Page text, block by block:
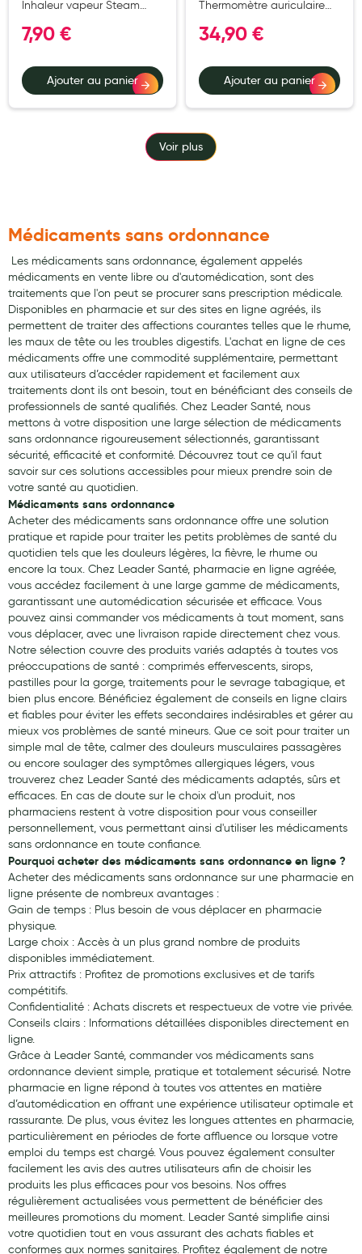
Inhaleur vapeur Steam
tab.Vapopads Menthol)
7,90 €
Ajouter au panier
Thermomètre auriculaire
34,90 €
Ajouter au panier
Voir plus
Médicaments sans ordonnance
​ Les médicaments sans ordonnance, également appelés
médicaments en vente libre ou d'automédication, sont des
traitements que l'on peut se procurer sans prescription médicale.
Disponibles en pharmacie et sur des sites en ligne agréés, ils
permettent de traiter des affections courantes telles que le rhume,
les maux de tête ou les troubles digestifs. L'achat en ligne de ces
médicaments offre une commodité supplémentaire, permettant
aux utilisateurs d’accéder rapidement et facilement aux
traitements dont ils ont besoin, tout en bénéficiant des conseils de
professionnels de santé qualifiés. Chez Leader Santé, nous
mettons à votre disposition une large sélection de médicaments
sans ordonnance rigoureusement sélectionnés, garantissant
sécurité, efficacité et conformité. Découvrez tout ce qu'il faut
savoir sur ces solutions accessibles pour mieux prendre soin de
votre santé au quotidien.
Médicaments sans ordonnance
Acheter des médicaments sans ordonnance offre une solution
pratique et rapide pour traiter les petits problèmes de santé du
quotidien tels que les douleurs légères, la fièvre, le rhume ou
encore la toux. Chez Leader Santé, pharmacie en ligne agréée,
vous accédez facilement à une large gamme de médicaments,
garantissant une automédication sécurisée et efficace. Vous
pouvez ainsi commander vos médicaments à tout moment, sans
vous déplacer, avec une livraison rapide directement chez vous.
Notre sélection couvre des produits variés adaptés à toutes vos
préoccupations de santé : comprimés effervescents, sirops,
pastilles pour la gorge, traitements pour le sevrage tabagique, et
bien plus encore. Bénéficiez également de conseils en ligne clairs
et fiables pour éviter les effets secondaires indésirables et gérer au
mieux vos problèmes de santé mineurs. Que ce soit pour traiter un
simple mal de tête, calmer des douleurs musculaires passagères
ou encore soulager des symptômes allergiques légers, vous
trouverez chez Leader Santé des médicaments adaptés, sûrs et
efficaces. En cas de doute sur le choix d'un produit, nos
pharmaciens restent à votre disposition pour vous conseiller
personnellement, vous permettant ainsi d'utiliser les médicaments
sans ordonnance en toute confiance.
Pourquoi acheter des médicaments sans ordonnance en ligne ?
Acheter des médicaments sans ordonnance sur une pharmacie en
ligne présente de nombreux avantages :
Gain de temps : Plus besoin de vous déplacer en pharmacie
physique.
Large choix : Accès à un plus grand nombre de produits
disponibles immédiatement.
Prix attractifs : Profitez de promotions exclusives et de tarifs
compétitifs.
Confidentialité : Achats discrets et respectueux de votre vie privée.
Conseils clairs : Informations détaillées disponibles directement en
ligne.
Grâce à Leader Santé, commander vos médicaments sans
ordonnance devient simple, pratique et totalement sécurisé. Notre
pharmacie en ligne répond à toutes vos attentes en matière
d’automédication en offrant une expérience utilisateur optimale et
rassurante. De plus, vous évitez les longues attentes en pharmacie,
particulièrement en périodes de forte affluence ou lorsque votre
emploi du temps est chargé. Vous pouvez également consulter
facilement les avis des autres utilisateurs afin de choisir les
produits les plus efficaces pour vos besoins. Nos offres
régulièrement actualisées vous permettent de bénéficier des
meilleures promotions du moment. Leader Santé simplifie ainsi
votre quotidien tout en vous assurant des achats fiables et
conformes aux normes sanitaires. Profitez également de notre